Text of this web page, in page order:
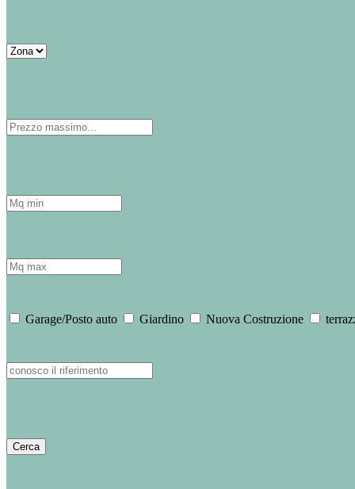
Garage/Posto auto Giardino Nuova Costruzione